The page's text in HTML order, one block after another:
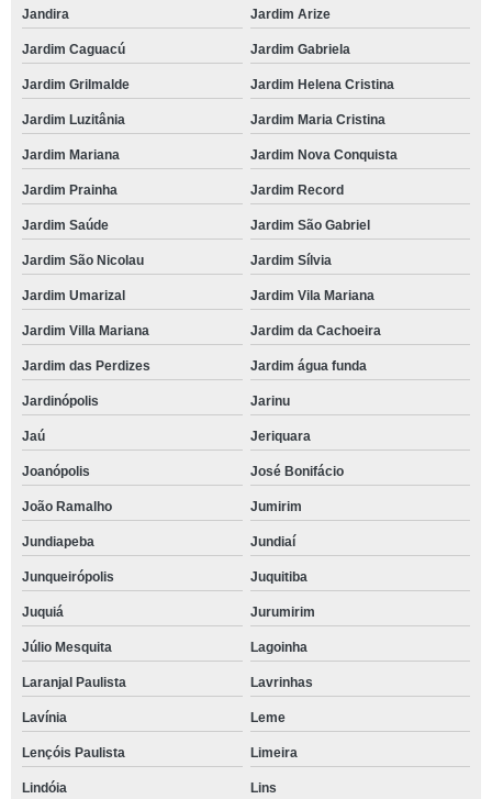
Jandira Jardim Arize
Jardim Caguacú Jardim Gabriela
Jardim Grilmalde Jardim Helena Cristina
Jardim Luzitânia Jardim Maria Cristina
Jardim Mariana Jardim Nova Conquista
Jardim Prainha Jardim Record
Jardim Saúde Jardim São Gabriel
Jardim São Nicolau Jardim Sílvia
Jardim Umarizal Jardim Vila Mariana
Jardim Villa Mariana Jardim da Cachoeira
Jardim das Perdizes Jardim água funda
Jardinópolis Jarinu
Jaú Jeriquara
Joanópolis José Bonifácio
João Ramalho Jumirim
Jundiapeba Jundiaí
Junqueirópolis Juquitiba
Juquiá Jurumirim
Júlio Mesquita Lagoinha
Laranjal Paulista Lavrinhas
Lavínia Leme
Lençóis Paulista Limeira
Lindóia Lins